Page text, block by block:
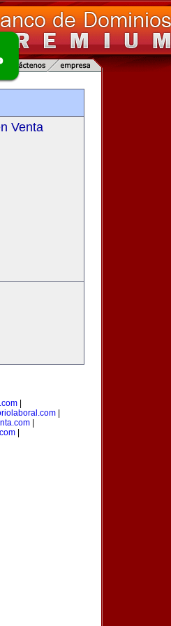
Venta
|
|
|